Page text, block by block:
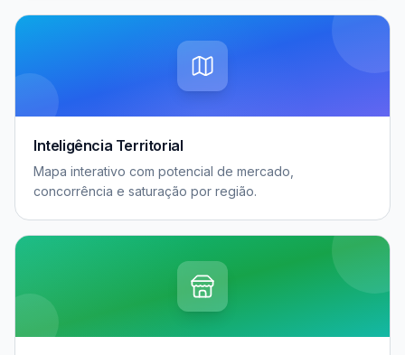
Inteligência Territorial
Mapa interativo com potencial de mercado,
concorrência e saturação por região.